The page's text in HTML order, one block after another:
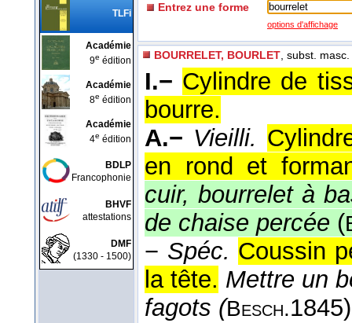
TLFi
Académie
9e édition
Académie
8e édition
Académie
4e édition
BDLP
Francophonie
BHVF
attestations
DMF
(1330 - 1500)
Entrez une forme
options d'affichage
BOURRELET, BOURLET , subst. masc.
I.− Cylindre de
bourre.
A.− Vieilli.
en rond et
cuir, bourrelet à
de chaise percée (
− Spéc. Coussin
la tête. Mettre un
fagots (Besch.1845